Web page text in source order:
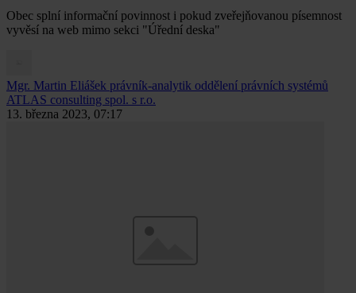
Obec splní informační povinnost i pokud zveřejňovanou písemnost
vyvěsí na web mimo sekci "Úřední deska"
Mgr. Martin Eliášek právník-analytik oddělení právních systémů
ATLAS consulting spol. s r.o.
13. března 2023, 07:17